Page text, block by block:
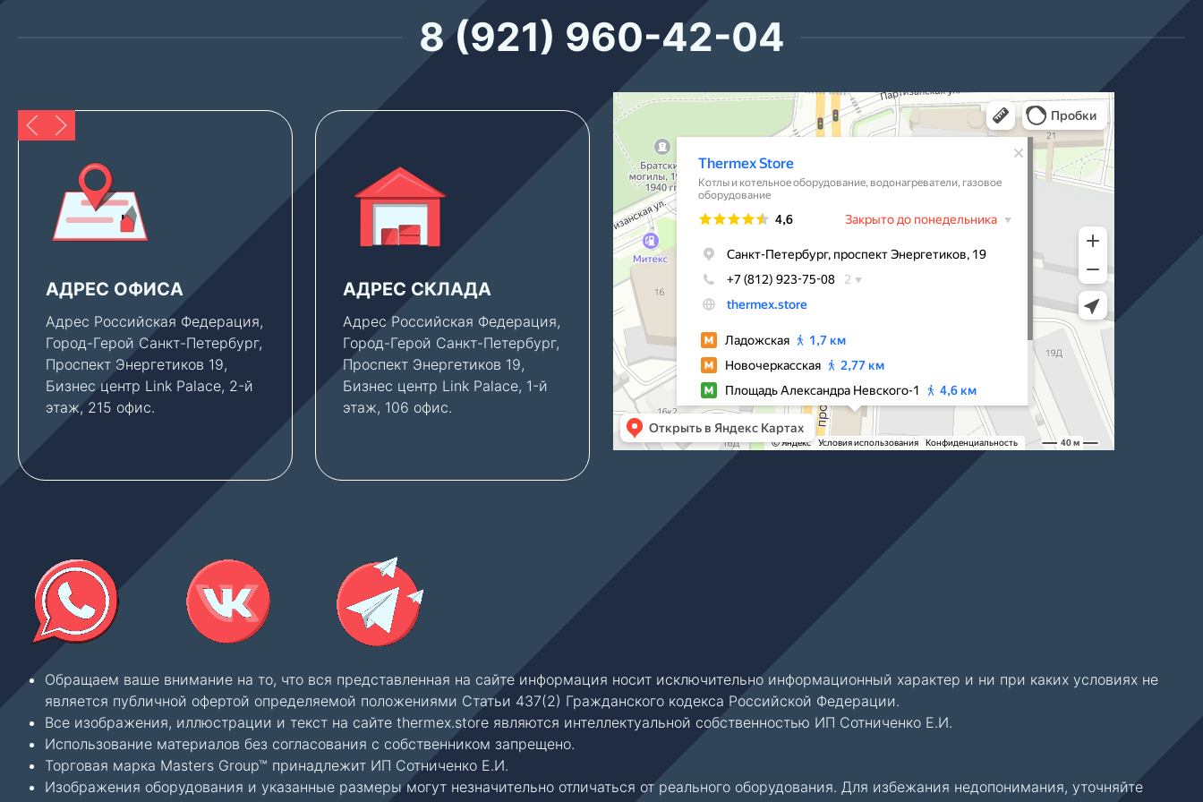
8 (921) 960-42-04
АДРЕС ОФИСА
Адрес Российская Федерация,
Город-Герой Санкт-Петербург,
Проспект Энергетиков 19,
Бизнес центр Link Palace, 2-й
этаж, 215 офис.
АДРЕС СКЛАДА
Адрес Российская Федерация,
Город-Герой Санкт-Петербург,
Проспект Энергетиков 19,
Бизнес центр Link Palace, 1-й
этаж, 106 офис.
ПАРКОВКА
Клиентам, которым нужна
консультация по новым
объектам, мы можем
предоставить парковочное
место во дворе бизнес центра
— бесплатно.
Thermex Store
Котлы и котельное оборудование в Санкт‑Петербурге
Водонагреватели в Санкт‑Петербурге
Обращаем ваше внимание на то, что вся представленная на сайте информация носит исключительно информационный характер и ни при каких условиях не
является публичной офертой определяемой положениями Статьи 437(2) Гражданского кодекса Российской Федерации.
Все изображения, иллюстрации и текст на сайте thermex.store являются интеллектуальной собственностью ИП Сотниченко Е.И.
Использование материалов без согласования с собственником запрещено.
Торговая марка Masters Group™ принадлежит ИП Сотниченко Е.И.
Изображения оборудования и указанные размеры могут незначительно отличаться от реального оборудования. Для избежания недопонимания, уточняйте